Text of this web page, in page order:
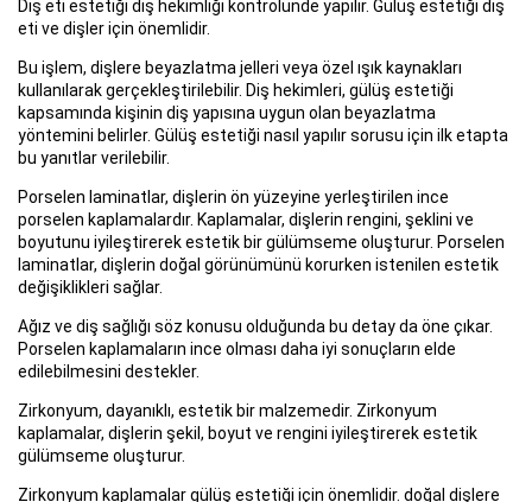
Diş eti estetiği diş hekimliği kontrolünde yapılır. Gülüş estetiği diş
eti ve dişler için önemlidir.
Bu işlem, dişlere beyazlatma jelleri veya özel ışık kaynakları
kullanılarak gerçekleştirilebilir. Diş hekimleri, gülüş estetiği
kapsamında kişinin diş yapısına uygun olan beyazlatma
yöntemini belirler. Gülüş estetiği nasıl yapılır sorusu için ilk etapta
bu yanıtlar verilebilir.
Porselen laminatlar, dişlerin ön yüzeyine yerleştirilen ince
porselen kaplamalardır. Kaplamalar, dişlerin rengini, şeklini ve
boyutunu iyileştirerek estetik bir gülümseme oluşturur. Porselen
laminatlar, dişlerin doğal görünümünü korurken istenilen estetik
değişiklikleri sağlar.
Ağız ve diş sağlığı söz konusu olduğunda bu detay da öne çıkar.
Porselen kaplamaların ince olması daha iyi sonuçların elde
edilebilmesini destekler.
Zirkonyum, dayanıklı, estetik bir malzemedir. Zirkonyum
kaplamalar, dişlerin şekil, boyut ve rengini iyileştirerek estetik
gülümseme oluşturur.
Zirkonyum kaplamalar gülüş estetiği için önemlidir. doğal dişlere